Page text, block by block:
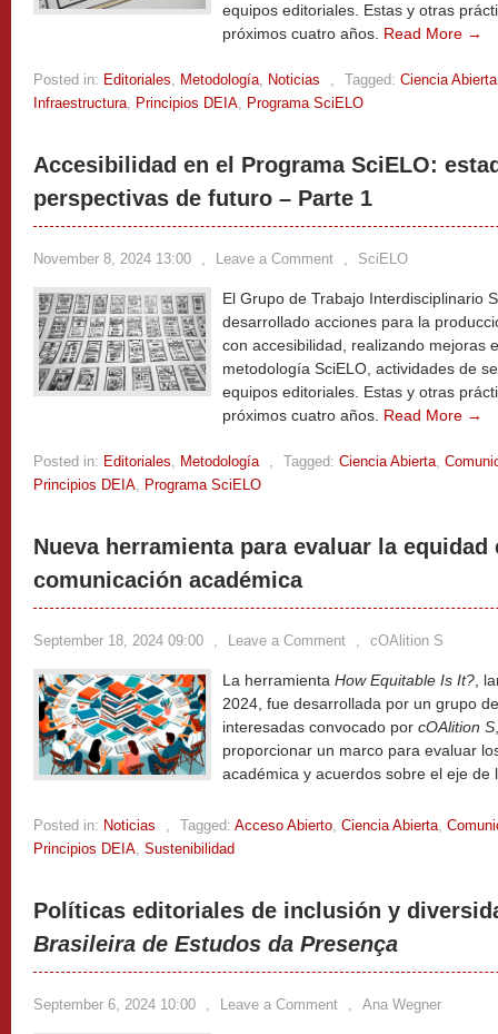
equipos editoriales. Estas y otras
próximos cuatro años. Read More →
Posted in: Editoriales, Metodología, Noticias , Tagged: Ciencia Abierta
Infraestructura, Principios DEIA, Programa SciELO
Accesibilidad en el Programa SciELO:
perspectivas de futuro – Parte 1
November 8, 2024 13:00 , Leave a Comment , SciELO
El Grupo de Trabajo Interdisciplinario
desarrollado acciones para la
con accesibilidad, realizando mejoras
metodología SciELO, actividades de
equipos editoriales. Estas y otras
próximos cuatro años. Read More →
Posted in: Editoriales, Metodología , Tagged: Ciencia Abierta,
Principios DEIA, Programa SciELO
Nueva herramienta para evaluar la
comunicación académica
September 18, 2024 09:00 , Leave a Comment , cOAlition S
La herramienta How Equitable Is It? ,
2024, fue desarrollada por un grupo
interesadas convocado por cOAlition S
proporcionar un marco para evaluar
académica y acuerdos sobre el eje
Posted in: Noticias , Tagged: Acceso Abierto, Ciencia Abierta,
Principios DEIA, Sustenibilidad
Políticas editoriales de inclusión y
Brasileira de Estudos da Presença
September 6, 2024 10:00 , Leave a Comment , Ana Wegner